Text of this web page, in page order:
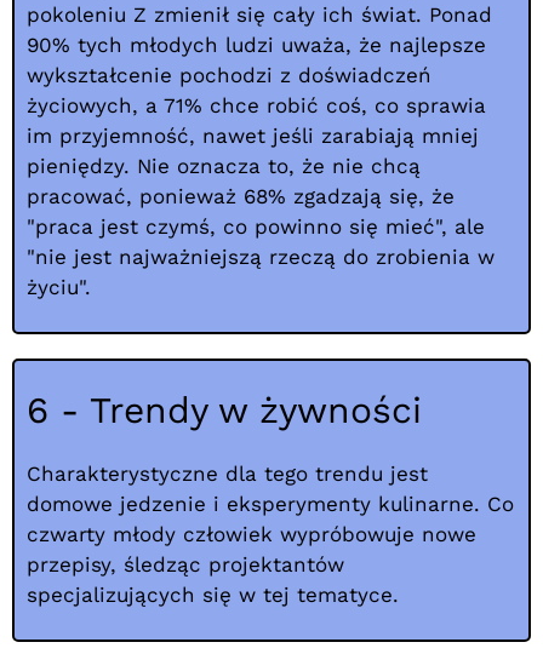
pokoleniu Z zmienił się cały ich świat. Ponad
90% tych młodych ludzi uważa, że najlepsze
wykształcenie pochodzi z doświadczeń
życiowych, a 71% chce robić coś, co sprawia
im przyjemność, nawet jeśli zarabiają mniej
pieniędzy. Nie oznacza to, że nie chcą
pracować, ponieważ 68% zgadzają się, że
"praca jest czymś, co powinno się mieć", ale
"nie jest najważniejszą rzeczą do zrobienia w
życiu".
6 - Trendy w żywności
Charakterystyczne dla tego trendu jest
domowe jedzenie i eksperymenty kulinarne. Co
czwarty młody człowiek wypróbowuje nowe
przepisy, śledząc projektantów
specjalizujących się w tej tematyce.